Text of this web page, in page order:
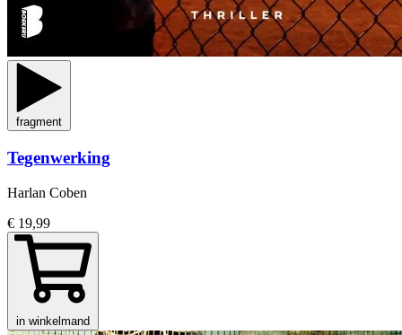
fragment
Tegenwerking
Harlan Coben
€ 19,99
in winkelmand